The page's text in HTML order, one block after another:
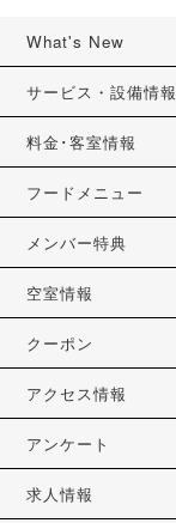
What's New
サービス・設備情報
料金･客室情報
フードメニュー
メンバー特典
空室情報
クーポン
アクセス情報
アンケート
求人情報